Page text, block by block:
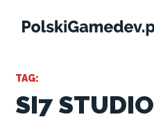
TAG:
SI7 STUDIO